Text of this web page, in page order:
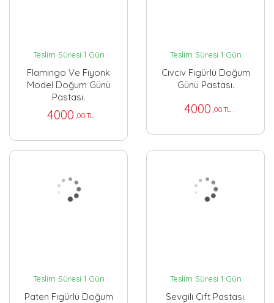
Teslim Süresi 1 Gün
Flamingo Ve Fiyonk
Model Doğum Günü
Pastası.
4000 ,00 TL
Teslim Süresi 1 Gün
Civciv Figürlü Doğum
Günü Pastası.
4000 ,00 TL
Teslim Süresi 1 Gün
Paten Figürlü Doğum
Teslim Süresi 1 Gün
Sevgili Çift Pastası.